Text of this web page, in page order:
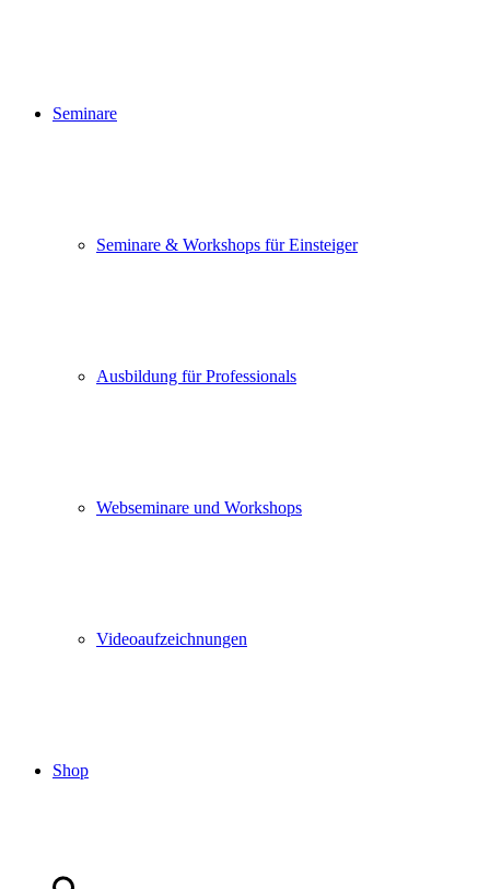
Seminare
Seminare & Workshops für Einsteiger
Ausbildung für Professionals
Webseminare und Workshops
Videoaufzeichnungen
Shop